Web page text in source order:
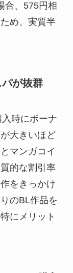
合、575円相
め、実質半
が抜群
時にボーナ
大きいほど
マンガコイ
的な割引率
をきっかけ
のBL作品を
にメリット